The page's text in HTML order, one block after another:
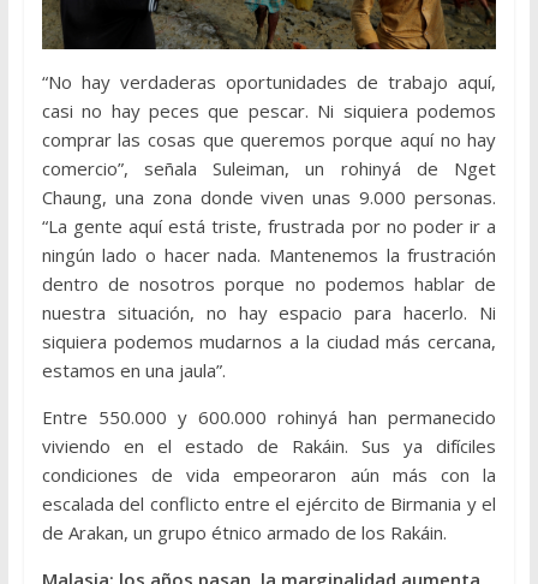
“No hay verdaderas oportunidades de trabajo aquí,
casi no hay peces que pescar. Ni siquiera podemos
comprar las cosas que queremos porque aquí no hay
comercio”, señala Suleiman, un rohinyá de Nget
Chaung, una zona donde viven unas 9.000 personas.
“La gente aquí está triste, frustrada por no poder ir a
ningún lado o hacer nada. Mantenemos la frustración
dentro de nosotros porque no podemos hablar de
nuestra situación, no hay espacio para hacerlo. Ni
siquiera podemos mudarnos a la ciudad más cercana,
estamos en una jaula”.
Entre 550.000 y 600.000 rohinyá han permanecido
viviendo en el estado de Rakáin. Sus ya difíciles
condiciones de vida empeoraron aún más con la
escalada del conflicto entre el ejército de Birmania y el
de Arakan, un grupo étnico armado de los Rakáin.